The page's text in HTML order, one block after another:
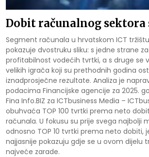
Dobit računalnog sektora
Segment računala u hrvatskom ICT
pokazuje dvostruku sliku: s jedne strane
profitabilnost vodećih tvrtki, a s druge se
velikih igrača koji su prethodnih godina
iznadprosječne rezultate. Analiza je
podacima Financijske agencije za 2025.
Fina Info.BIZ za ICTbusiness Media –
obuhvaća TOP 100 tvrtki prema neto
računala. U fokusu su prije svega najbolji
odnosno TOP 10 tvrtki prema neto dobiti,
najjasnije pokazuju gdje se u ovom dijelu
najveće zarade.